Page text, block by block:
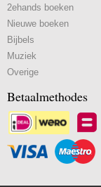
2ehands boeken
Nieuwe boeken
Bijbels
Muziek
Overige
Betaalmethodes